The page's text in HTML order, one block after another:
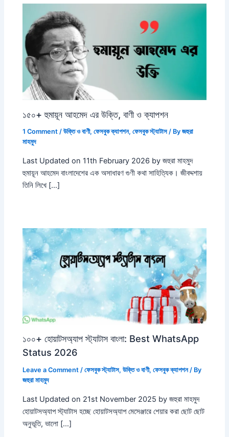
১৫০+ হুমায়ূন আহমেদ এর উক্তি, বাণী ও ক্যাপশন
1 Comment /উক্তি ও বাণী,ফেসবুক ক্যাপশন,ফেসবুক স্ট্যাটাস/ Byজহুরা
মাহমুদ
Last Updated on 11th February 2026 by জহুরা মাহমুদ
হুমায়ূন আহমেদ বাংলাদেশের এক অসাধারণ গুণী কথা সাহিত্যিক। জীবদ্দশায়
তিনি লিখে […]
১০০+ হোয়াটসঅ্যাপ স্ট্যাটাস বাংলা: Best WhatsApp
Status 2026
Leave a Comment /ফেসবুক স্ট্যাটাস,উক্তি ও বাণী,ফেসবুক ক্যাপশন/ By
জহুরা মাহমুদ
Last Updated on 21st November 2025 by জহুরা মাহমুদ
হোয়াটসঅ্যাপ স্ট্যাটাস হচ্ছে হোয়াটসঅ্যাপ মেসেঞ্জারে শেয়ার করা ছোট ছোট
অনুভূতি, ভালো […]